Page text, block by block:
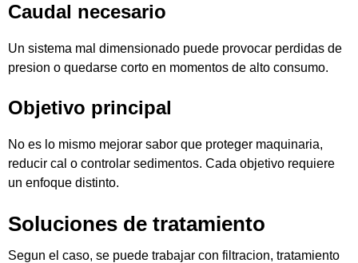
Caudal necesario
Un sistema mal dimensionado puede provocar perdidas de
presion o quedarse corto en momentos de alto consumo.
Objetivo principal
No es lo mismo mejorar sabor que proteger maquinaria,
reducir cal o controlar sedimentos. Cada objetivo requiere
un enfoque distinto.
Soluciones de tratamiento
Segun el caso, se puede trabajar con filtracion, tratamiento